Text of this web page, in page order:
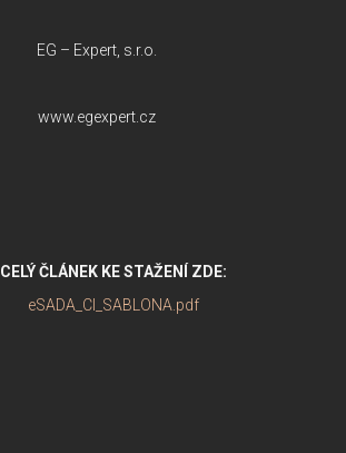
EG – Expert, s.r.o.
www.egexpert.cz
CELÝ ČLÁNEK KE STAŽENÍ ZDE:
eSADA_CI_SABLONA.pdf